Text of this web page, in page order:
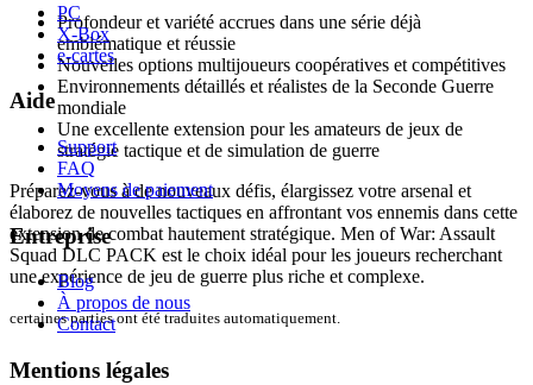
Profondeur et variété accrues dans une série déjà
emblématique et réussie
Nouvelles options multijoueurs coopératives et compétitives
Environnements détaillés et réalistes de la Seconde Guerre
mondiale
Une excellente extension pour les amateurs de jeux de
stratégie tactique et de simulation de guerre
Préparez-vous à de nouveaux défis, élargissez votre arsenal et
élaborez de nouvelles tactiques en affrontant vos ennemis dans cette
extension de combat hautement stratégique. Men of War: Assault
Squad DLC PACK est le choix idéal pour les joueurs recherchant
une expérience de jeu de guerre plus riche et complexe.
certaines parties ont été traduites automatiquement.
PC
X-Box
e-cartes
Aide
Support
FAQ
Moyens de paiement
Entreprise
Blog
À propos de nous
Contact
Mentions légales